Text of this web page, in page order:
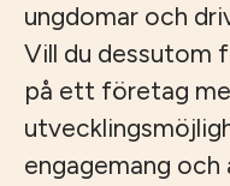
ungdomar och
Vill du dessutom
på ett företag
engagemang och